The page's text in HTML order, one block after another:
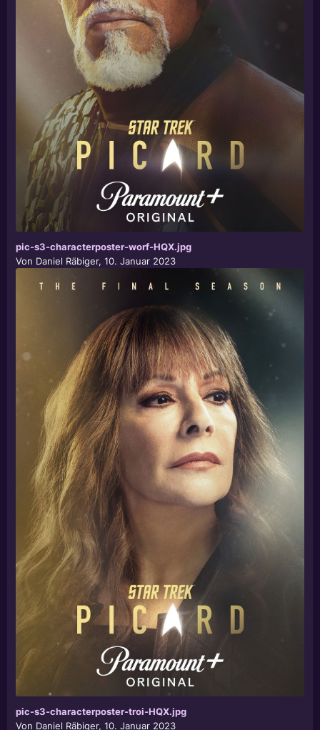
pic-s3-characterposter-worf-HQX.jpg
Von Daniel Räbiger, 10. Januar 2023
pic-s3-characterposter-troi-HQX.jpg
Von Daniel Räbiger, 10. Januar 2023